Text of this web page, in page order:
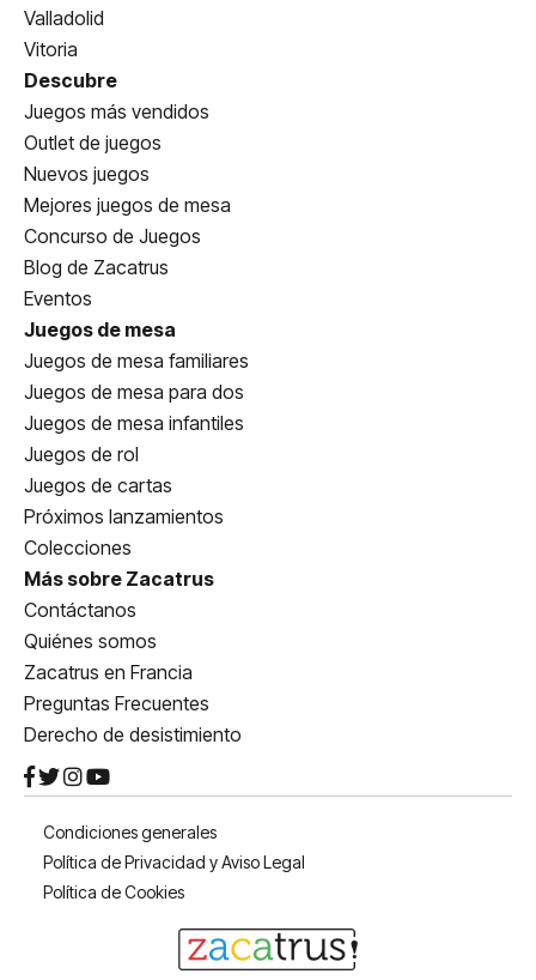
Valladolid
Vitoria
Descubre
Juegos más vendidos
Outlet de juegos
Nuevos juegos
Mejores juegos de mesa
Concurso de Juegos
Blog de Zacatrus
Eventos
Juegos de mesa
Juegos de mesa familiares
Juegos de mesa para dos
Juegos de mesa infantiles
Juegos de rol
Juegos de cartas
Próximos lanzamientos
Colecciones
Más sobre Zacatrus
Contáctanos
Quiénes somos
Zacatrus en Francia
Preguntas Frecuentes
Derecho de desistimiento
Condiciones generales
Política de Privacidad y Aviso Legal
Política de Cookies